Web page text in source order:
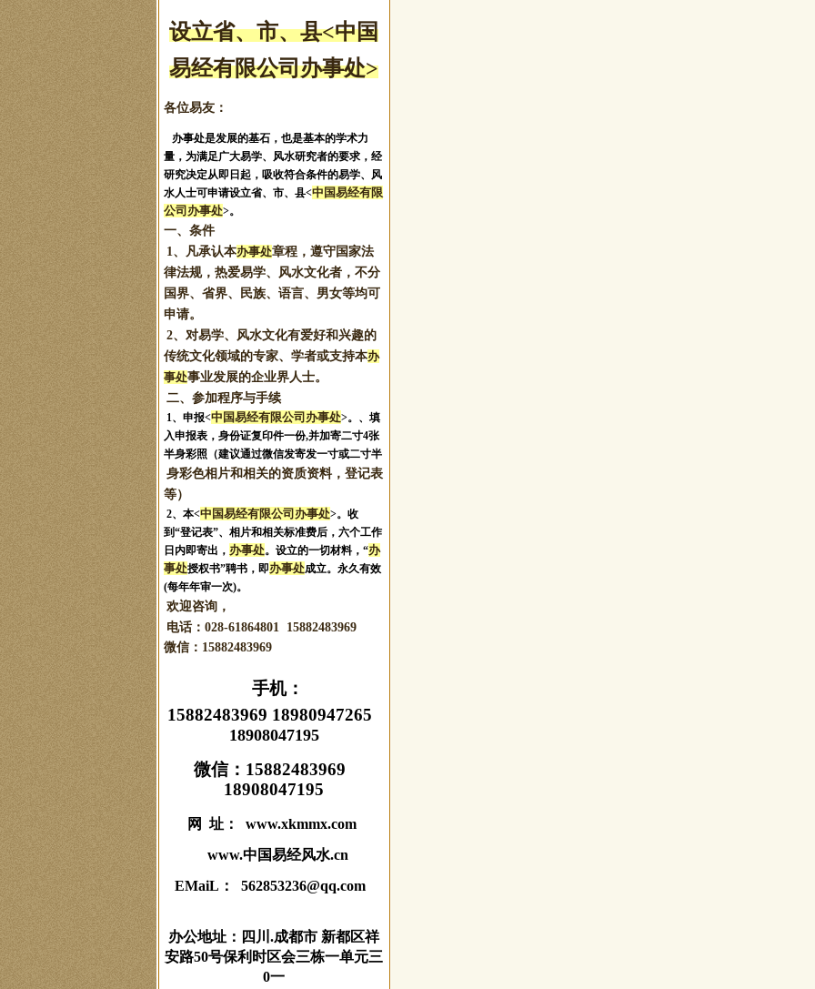
设立省、市、县<中国
易经有限公司办事处>
各位易友：
办事处是发展的基石，也是基本的学术力
量，为满足广大易学、风水研究者的要求，经
研究决定从即日起，吸收符合条件的易学、风
水人士可申请设立省、市、县<中国易经有限
公司办事处>。
一、条件
1、凡承认本办事处章程，遵守国家法
律法规，热爱易学、风水文化者，不分
国界、省界、民族、语言、男女等均可
申请。
2、对易学、风水文化有爱好和兴趣的
传统文化领域的专家、学者或支持本办
事处事业发展的企业界人士。
二、参加程序与手续
1、申报<中国易经有限公司办事处>。 、填
入申报表，身份证复印件一份,并加寄二寸4张
半身彩照（建议通过微信发寄发一寸或二寸半
身彩色相片和相关的资质资料，登记表
等）
2、本<中国易经有限公司办事处>。收
到“登记表”、相片和相关标准费后，六个工作
日内即寄出， 办事处。设立的一切材料，“办
事处授权书”聘书，即办事处成立。永久有效
(每年年审一次)。
欢迎咨询，
电话：028-61864801 15882483969
微信： 15882483969
手机：
15882483969 18980947265
18908047195
微信： 15882483969
18908047195
网 址： www.xkmmx.com
www.中国易经风水.cn
EMaiL： 562853236@qq.com
办公地址：四川.成都市 新都区祥
安路50号保利时区会三栋一单元三
0一